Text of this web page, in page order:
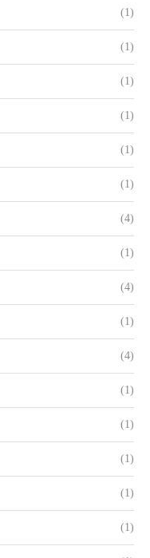
(1)
(1)
(1)
(1)
(1)
(1)
(4)
(1)
(4)
(1)
(4)
(1)
(1)
(1)
(1)
(1)